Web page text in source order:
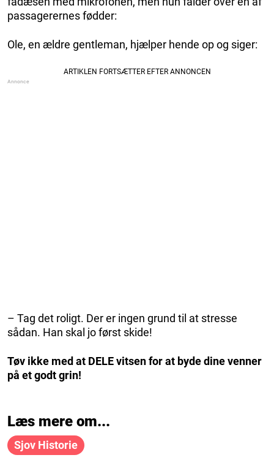
passagerernes fødder:
Ole, en ældre gentleman, hjælper hende op og siger:
– Tag det roligt. Der er ingen grund til at stresse
sådan. Han skal jo først skide!
Tøv ikke med at DELE vitsen for at byde dine venner
på et godt grin!
Læs mere om...
Sjov Historie